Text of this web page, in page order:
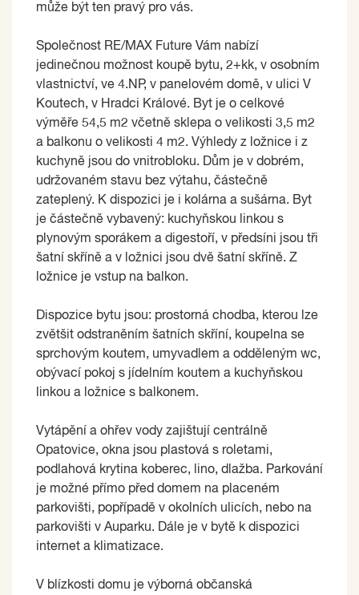
může být ten pravý pro vás.
Společnost RE/MAX Future Vám nabízí
jedinečnou možnost koupě bytu, 2+kk, v osobním
vlastnictví, ve 4.NP, v panelovém domě, v ulici V
Koutech, v Hradci Králové. Byt je o celkové
výměře 54,5 m2 včetně sklepa o velikosti 3,5 m2
a balkonu o velikosti 4 m2. Výhledy z ložnice i z
kuchyně jsou do vnitrobloku. Dům je v dobrém,
udržovaném stavu bez výtahu, částečně
zateplený. K dispozici je i kolárna a sušárna. Byt
je částečně vybavený: kuchyňskou linkou s
plynovým sporákem a digestoří, v předsíni jsou tři
šatní skříně a v ložnici jsou dvě šatní skříně. Z
ložnice je vstup na balkon.
Dispozice bytu jsou: prostorná chodba, kterou lze
zvětšit odstraněním šatních skříní, koupelna se
sprchovým koutem, umyvadlem a odděleným wc,
obývací pokoj s jídelním koutem a kuchyňskou
linkou a ložnice s balkonem.
Vytápění a ohřev vody zajištují centrálně
Opatovice, okna jsou plastová s roletami,
podlahová krytina koberec, lino, dlažba. Parkování
je možné přímo před domem na placeném
parkovišti, popřípadě v okolních ulicích, nebo na
parkovišti v Auparku. Dále je v bytě k dispozici
internet a klimatizace.
V blízkosti domu je výborná občanská